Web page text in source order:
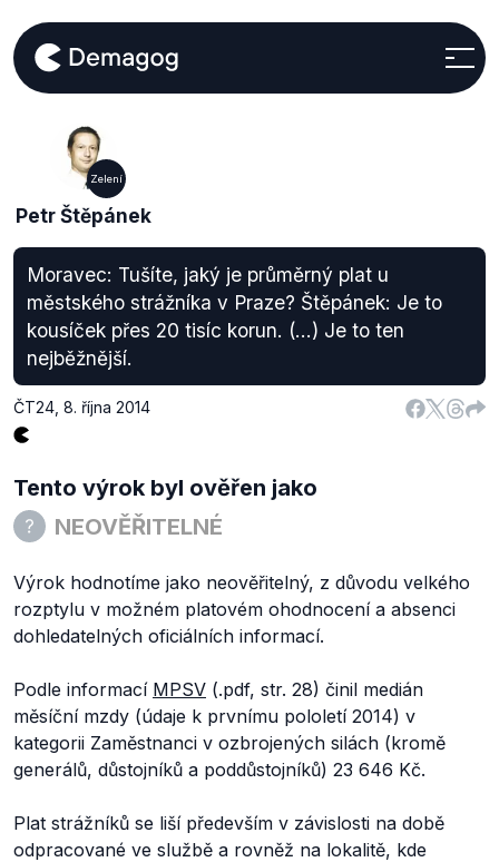
Zelení
Petr Štěpánek
Moravec: Tušíte, jaký je průměrný plat u
městského strážníka v Praze? Štěpánek: Je to
kousíček přes 20 tisíc korun. (...) Je to ten
nejběžnější.
ČT24 8. října 2014
Tento výrok byl ověřen jako
NEOVĚŘITELNÉ
Výrok hodnotíme jako neověřitelný, z důvodu velkého
rozptylu v možném platovém ohodnocení a absenci
dohledatelných oficiálních informací.
Podle informací MPSV (.pdf, str. 28) činil medián
měsíční mzdy (údaje k prvnímu pololetí 2014) v
kategorii Zaměstnanci v ozbrojených silách (kromě
generálů, důstojníků a poddůstojníků) 23 646 Kč.
Plat strážníků se liší především v závislosti na době
odpracované ve službě a rovněž na lokalitě, kde